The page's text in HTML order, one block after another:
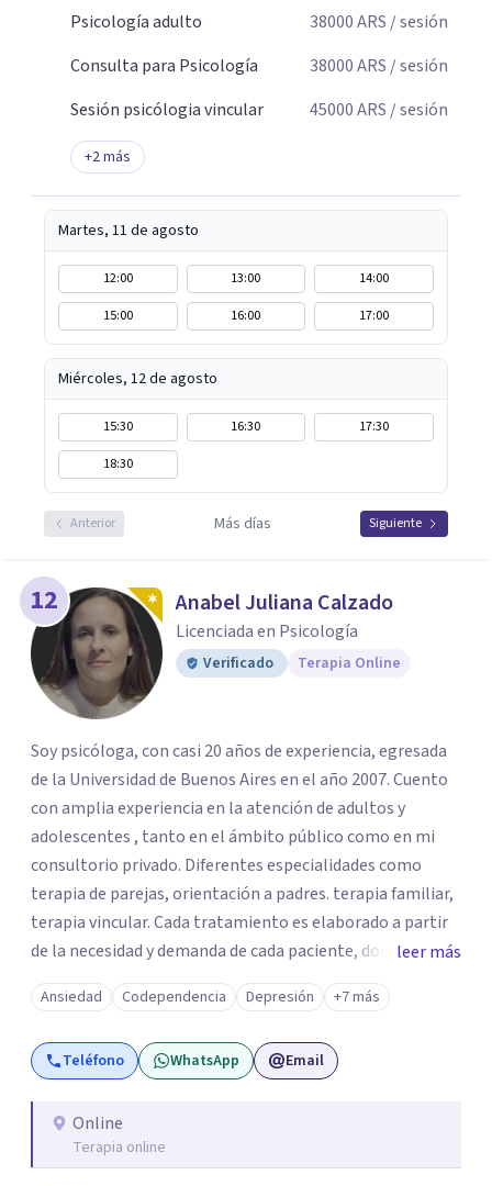
Psicología adulto 38000ARS / sesión
Consulta para Psicología
38000ARS / sesión
Sesión psicólogia vincular
45000ARS / sesión
+2más
Martes, 11 de agosto
12:00 13:00
14:00
15:00
16:00 17:00
Miércoles, 12 de agosto
15:30 16:30
17:30
18:30
Anterior Más días Siguiente
12 Anabel Juliana Calzado
Licenciada en Psicología
Verificado Terapia Online
Soy psicóloga, con casi 20 años de experiencia, egresada
de la Universidad de Buenos Aires en el año 2007. Cuento
con amplia experiencia en la atención de adultos y
adolescentes , tanto en el ámbito público como en mi
consultorio privado. Diferentes especialidades como
terapia de parejas, orientación a padres. terapia familiar,
terapia vincular. Cada tratamiento es elaborado a partir
de la necesidad y demanda de cada paciente, donde
ambos vamos ejercer un papel activo en la orientación de
la terapia. Para ello utilizo recursos técnicos amplios y
flexibles, adaptados al momento y problemática de cada
persona.
leer más
Ansiedad Codependencia Depresión +7 más
Teléfono WhatsApp Email
Online
Terapia online